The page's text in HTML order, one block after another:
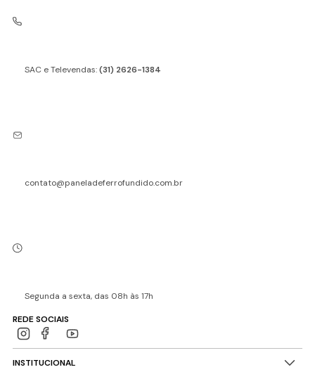
SAC e Televendas:(31) 2626-1384
contato@paneladeferrofundido.com.br
Segunda a sexta, das 08h às 17h
REDE SOCIAIS
INSTITUCIONAL